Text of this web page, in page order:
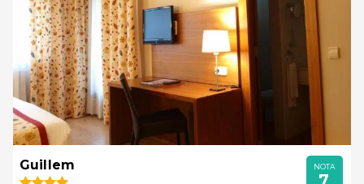
Guillem NOTA
7